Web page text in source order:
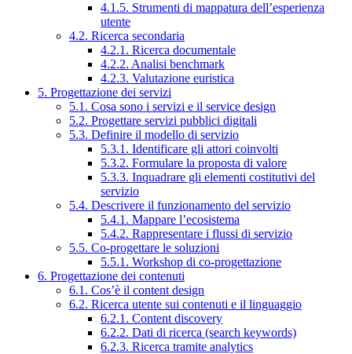
4.1.5. Strumenti di mappatura dell’esperienza
utente
4.2. Ricerca secondaria
4.2.1. Ricerca documentale
4.2.2. Analisi benchmark
4.2.3. Valutazione euristica
5. Progettazione dei servizi
5.1. Cosa sono i servizi e il service design
5.2. Progettare servizi pubblici digitali
5.3. Definire il modello di servizio
5.3.1. Identificare gli attori coinvolti
5.3.2. Formulare la proposta di valore
5.3.3. Inquadrare gli elementi costitutivi del
servizio
5.4. Descrivere il funzionamento del servizio
5.4.1. Mappare l’ecosistema
5.4.2. Rappresentare i flussi di servizio
5.5. Co-progettare le soluzioni
5.5.1. Workshop di co-progettazione
6. Progettazione dei contenuti
6.1. Cos’è il content design
6.2. Ricerca utente sui contenuti e il linguaggio
6.2.1. Content discovery
6.2.2. Dati di ricerca (search keywords)
6.2.3. Ricerca tramite analytics